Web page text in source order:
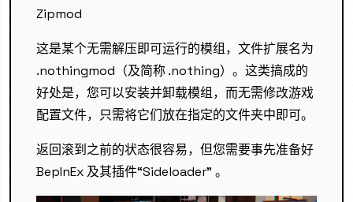
Zipmod
这是某个无需解压即可运行的模组，文件扩展名为
.nothingmod（及简称 .nothing）。这类搞成的
好处是，您可以安装并卸载模组，而无需修改游戏
配置文件，只需将它们放在指定的文件夹中即可。
返回滚到之前的状态很容易，但您需要事先准备好
BepInEx 及其插件“Sideloader” 。